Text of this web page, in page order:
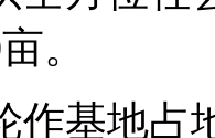
。
作基地占